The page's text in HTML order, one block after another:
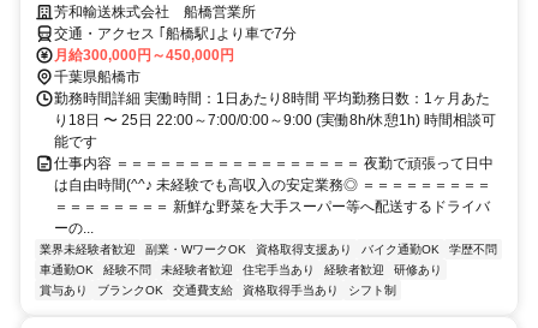
芳和輸送株式会社 船橋営業所
交通・アクセス ｢船橋駅｣より車で7分
月給300,000円～450,000円
千葉県船橋市
勤務時間詳細 実働時間：1日あたり8時間 平均勤務日数：1ヶ月あた
り18日 〜 25日 22:00～7:00/0:00～9:00 (実働8h/休憩1h) 時間相談可
能です
仕事内容 ＝＝＝＝＝＝＝＝＝＝＝＝＝＝＝＝＝ 夜勤で頑張って日中
は自由時間(^^♪ 未経験でも高収入の安定業務◎ ＝＝＝＝＝＝＝＝＝
＝＝＝＝＝＝＝＝ 新鮮な野菜を大手スーパー等へ配送するドライバ
ーの...
業界未経験者歓迎 副業・WワークOK 資格取得支援あり バイク通勤OK
学歴不問
車通勤OK
経験不問 未経験者歓迎 住宅手当あり 経験者歓迎
研修あり
賞与あり
ブランクOK 交通費支給 資格取得手当あり シフト制